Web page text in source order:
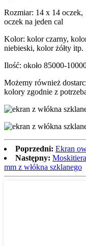
Rozmiar: 14 x 14
oczek na jeden cal
Kolor: kolor czarny,
niebieski, kolor żółty itp.
Ilość: około 85000-
Możemy również
kolory zgodnie z
Poprzedni: Ekran
Następny:
mm z włókna szklanego